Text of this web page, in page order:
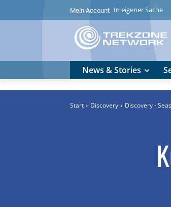
Mein Account In eigener Sache
News & Stories
Start Discovery Discovery -